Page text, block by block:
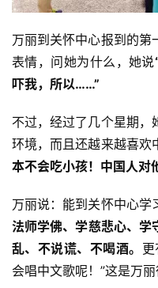
寺
院
巡
礼
视
频
录
佛
教
艺
万丽到关怀中心报到的第
表情，问她为什么，她说
吓我，所以……”
不过，经过了几个星期，
环境，而且还越来越喜欢
本不会吃小孩！中国人对
万丽说：能到关怀中心学
法师学佛、学慈悲心、
乱、不说谎、不喝酒。
会唱中文歌呢！”这是万丽